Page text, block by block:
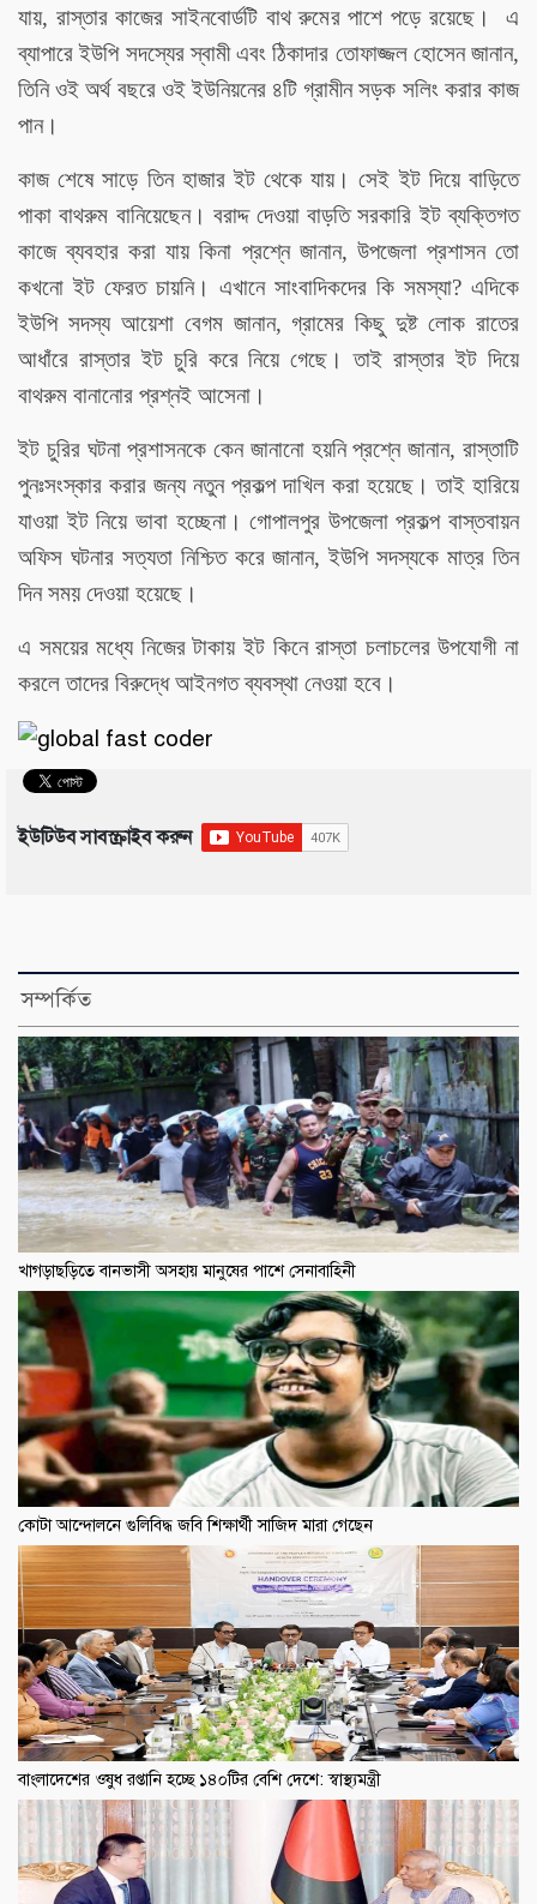
যায়, রাস্তার কাজের সাইনবোর্ডটি বাথ রুমের পাশে পড়ে রয়েছে। এ
ব্যাপারে ইউপি সদস্যের স্বামী এবং ঠিকাদার তোফাজ্জল হোসেন জানান,
তিনি ওই অর্থ বছরে ওই ইউনিয়নের ৪টি গ্রামীন সড়ক সলিং করার কাজ
পান।
কাজ শেষে সাড়ে তিন হাজার ইট থেকে যায়। সেই ইট দিয়ে বাড়িতে
পাকা বাথরুম বানিয়েছেন। বরাদ্দ দেওয়া বাড়তি সরকারি ইট ব্যক্তিগত
কাজে ব্যবহার করা যায় কিনা প্রশ্নে জানান, উপজেলা প্রশাসন তো
কখনো ইট ফেরত চায়নি। এখানে সাংবাদিকদের কি সমস্যা? এদিকে
ইউপি সদস্য আয়েশা বেগম জানান, গ্রামের কিছু দুষ্ট লোক রাতের
আধাঁরে রাস্তার ইট চুরি করে নিয়ে গেছে। তাই রাস্তার ইট দিয়ে
বাথরুম বানানোর প্রশ্নই আসেনা।
ইট চুরির ঘটনা প্রশাসনকে কেন জানানো হয়নি প্রশ্নে জানান, রাস্তাটি
পুনঃসংস্কার করার জন্য নতুন প্রকল্প দাখিল করা হয়েছে। তাই হারিয়ে
যাওয়া ইট নিয়ে ভাবা হচ্ছেনা। গোপালপুর উপজেলা প্রকল্প বাস্তবায়ন
অফিস ঘটনার সত্যতা নিশ্চিত করে জানান, ইউপি সদস্যকে মাত্র তিন
দিন সময় দেওয়া হয়েছে।
এ সময়ের মধ্যে নিজের টাকায় ইট কিনে রাস্তা চলাচলের উপযোগী না
করলে তাদের বিরুদ্ধে আইনগত ব্যবস্থা নেওয়া হবে।
ইউটিউব সাবস্ক্রাইব করুন
সম্পর্কিত
খাগড়াছড়িতে বানভাসী অসহায় মানুষের পাশে সেনাবাহিনী
কোটা আন্দোলনে গুলিবিদ্ধ জবি শিক্ষার্থী সাজিদ মারা গেছেন
বাংলাদেশের ওষুধ রপ্তানি হচ্ছে ১৪০টির বেশি দেশে: স্বাস্থ্যমন্ত্রী